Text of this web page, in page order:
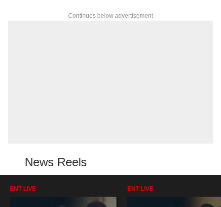
Continues below advertisement
News Reels
ENT LIVE ENT LIVE